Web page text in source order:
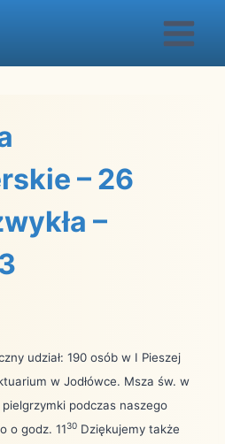
– 26
–
udział: 190 osób w I Pieszej
w Jodłówce. Msza św. w
podczas naszego
o godz. 1130 Dziękujemy także